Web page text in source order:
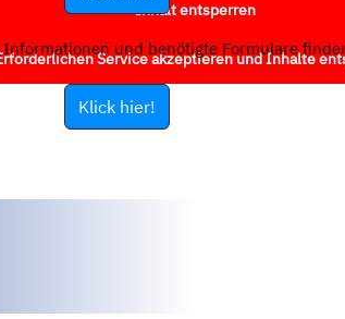
Inhalt entsperren
Service akzeptieren und Inhalte
und benötigte Formulare
Klick hier!